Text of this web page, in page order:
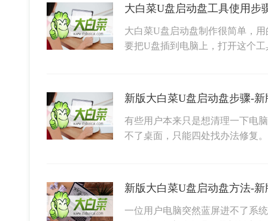
大白菜U盘启动盘制作很简单，
要把U盘插到电脑上，打开这个
新版大白菜U盘启动盘步骤-
有些用户本来只是想清理一下电
不了桌面，只能四处找办法修复
新版大白菜U盘启动盘方法-
一位用户电脑突然蓝屏进不了系